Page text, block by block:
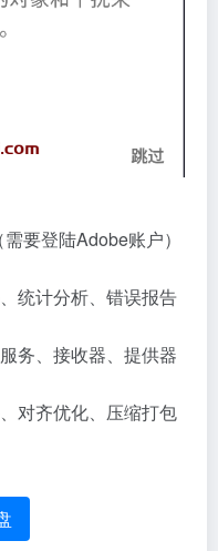
要登陆Adobe账户）
统计分析、错误报告
务、接收器、提供器
对齐优化、压缩打包